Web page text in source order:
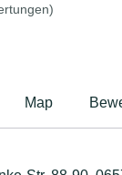
Map